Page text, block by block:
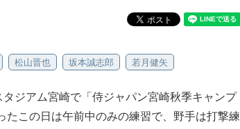
松山晋也 坂本誠志郎 若月健矢
ジアム宮崎で「侍ジャパン宮崎秋季キャンプ
この日は午前中のみの練習で、野手は打撃練